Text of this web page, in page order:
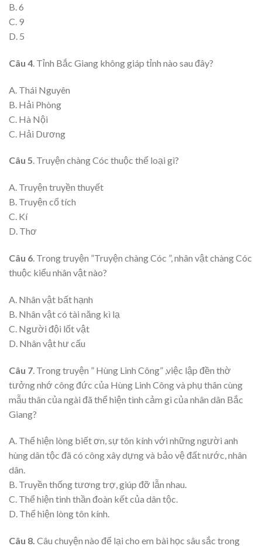
B. 6
C. 9
D. 5
Câu 4 . Tỉnh Bắc Giang không giáp tỉnh nào sau đây?
A. Thái Nguyên
B. Hải Phòng
C. Hà Nội
C. Hải Dương
Câu 5. Truyện chàng Cóc thuộc thể loại gì?
A. Truyện truyền thuyết
B. Truyện cổ tích
C. Kí
D. Thơ
Câu 6. Trong truyện ”Truyện chàng Cóc ”, nhân vật chàng Cóc
thuộc kiểu nhân vật nào?
A. Nhân vật bất hạnh
B. Nhân vật có tài năng kì lạ
C. Người đội lốt vật
D. Nhân vật hư cấu
Câu 7 . Trong truyện ” Hùng Linh Công” ,việc lập đền thờ
tưởng nhớ công đức của Hùng Linh Công và phụ thân cùng
mẫu thân của ngài đã thể hiện tình cảm gì của nhân dân Bắc
Giang?
A. Thể hiện lòng biết ơn, sự tôn kính với những người anh
hùng dân tộc đã có công xây dựng và bảo vệ đất nước, nhân
dân.
B. Truyền thống tương trợ, giúp đỡ lẫn nhau.
C. Thể hiện tinh thần đoàn kết của dân tộc.
D. Thể hiện lòng tôn kính.
Câu 8. Câu chuyện nào để lại cho em bài học sâu sắc trong